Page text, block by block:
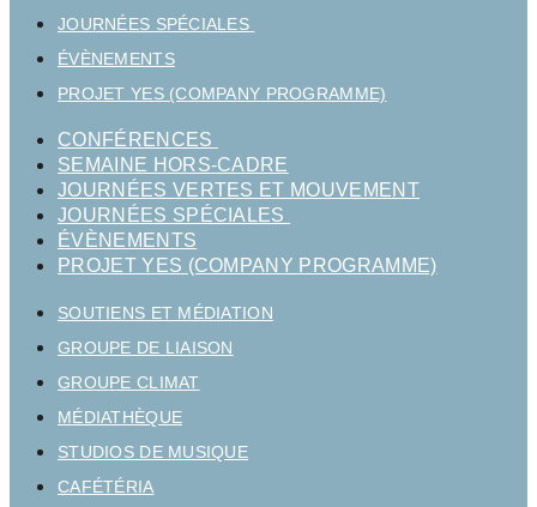
JOURNÉES SPÉCIALES
ÉVÈNEMENTS
PROJET YES (COMPANY PROGRAMME)
CONFÉRENCES
SEMAINE HORS-CADRE
JOURNÉES VERTES ET MOUVEMENT
JOURNÉES SPÉCIALES
ÉVÈNEMENTS
PROJET YES (COMPANY PROGRAMME)
SOUTIENS ET MÉDIATION
GROUPE DE LIAISON
GROUPE CLIMAT
MÉDIATHÈQUE
STUDIOS DE MUSIQUE
CAFÉTÉRIA